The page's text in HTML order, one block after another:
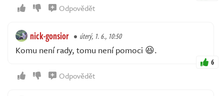
Odpovědět
nick-gonsior úterý, 1. 6., 10:50
Komu není rady, tomu není pomoci 😆.
6
Odpovědět